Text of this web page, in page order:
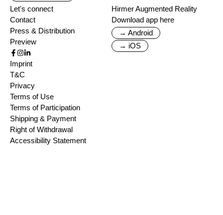
Let's connect
Contact
Press & Distribution
Preview
Hirmer Augmented Reality
Download app here
→ Android
→ iOS
Imprint
T&C
Privacy
Terms of Use
Terms of Participation
Shipping & Payment
Right of Withdrawal
Accessibility Statement